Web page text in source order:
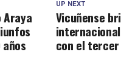
UP NEXT
Vicuñense
con el